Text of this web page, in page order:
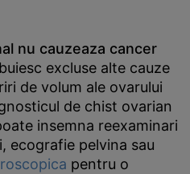
nu cauzeaza cancer
excluse alte cauze
de volum ale ovarului
de chist ovarian
insemna reexaminari
ecografie pelvina sau
pentru o